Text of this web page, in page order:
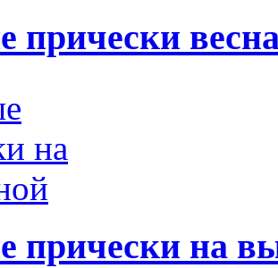
прически
прически на